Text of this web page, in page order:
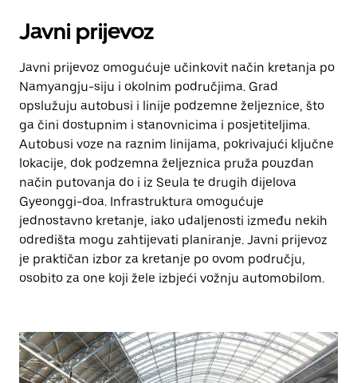
Javni prijevoz
Javni prijevoz omogućuje učinkovit način kretanja po
Namyangju-siju i okolnim područjima. Grad
opslužuju autobusi i linije podzemne željeznice, što
ga čini dostupnim i stanovnicima i posjetiteljima.
Autobusi voze na raznim linijama, pokrivajući ključne
lokacije, dok podzemna željeznica pruža pouzdan
način putovanja do i iz Seula te drugih dijelova
Gyeonggi-doa. Infrastruktura omogućuje
jednostavno kretanje, iako udaljenosti između nekih
odredišta mogu zahtijevati planiranje. Javni prijevoz
je praktičan izbor za kretanje po ovom području,
osobito za one koji žele izbjeći vožnju automobilom.